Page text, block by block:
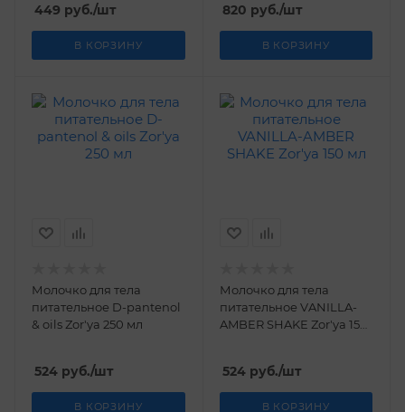
449 руб./шт
В КОРЗИНУ
820 руб./шт
В КОРЗИНУ
Молочко для тела
питательное D-pantenol
& oils Zor'ya 250 мл
524 руб./шт
В КОРЗИНУ
Молочко для тела
питательное VANILLA-
AMBER SHAKE Zor'ya 150
524руб./шт
В КОРЗИНУ